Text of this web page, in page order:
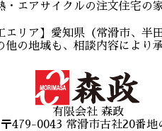
・エアサイクルの注文住宅の
エリア】愛知県（常滑市、半
の地域も、相談内容により
有限会社 森政
〒479-0043 常滑市古社20番地